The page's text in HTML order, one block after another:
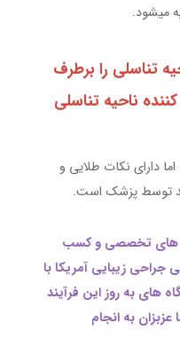
تناسلی را برطرف
ناحیه تناسلی
دارای نکات طلایی و
توسط پزشک است.
های تخصصی و کسب
جراحی زیبایی آمریکا با
های به روز این فرآیند
به انجام